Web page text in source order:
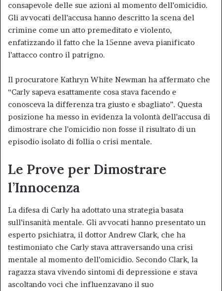
consapevole delle sue azioni al momento dell’omicidio.
Gli avvocati dell’accusa hanno descritto la scena del
crimine come un atto premeditato e violento,
enfatizzando il fatto che la 15enne aveva pianificato
l’attacco contro il patrigno.
Il procuratore Kathryn White Newman ha affermato che
“Carly sapeva esattamente cosa stava facendo e
conosceva la differenza tra giusto e sbagliato”. Questa
posizione ha messo in evidenza la volontà dell’accusa di
dimostrare che l’omicidio non fosse il risultato di un
episodio isolato di follia o crisi mentale.
Le Prove per Dimostrare
l’Innocenza
La difesa di Carly ha adottato una strategia basata
sull’insanità mentale. Gli avvocati hanno presentato un
esperto psichiatra, il dottor Andrew Clark, che ha
testimoniato che Carly stava attraversando una crisi
mentale al momento dell’omicidio. Secondo Clark, la
ragazza stava vivendo sintomi di depressione e stava
ascoltando voci che influenzavano il suo